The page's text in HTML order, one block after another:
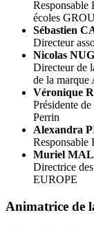
Responsable
écoles
Sébastien
Directeur
Nicolas
Directeur de
de la marque
Véronique
Présidente
Perrin
Alexandra
Muriel
Directrice
EUROPE
Animatrice de